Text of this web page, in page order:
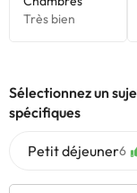
sont susceptibles
Sélectionnez un
spécifiques
Petit déjeuner6